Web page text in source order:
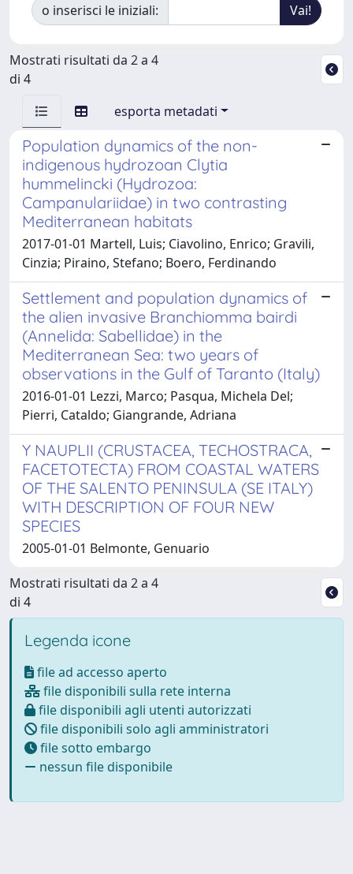
o inserisci le iniziali:
Mostrati risultati da 2 a 4
di 4
esporta metadati
Population dynamics of the non-
indigenous hydrozoan Clytia
hummelincki (Hydrozoa:
Campanulariidae) in two contrasting
Mediterranean habitats
2017-01-01 Martell, Luis; Ciavolino, Enrico; Gravili,
Cinzia; Piraino, Stefano; Boero, Ferdinando
Settlement and population dynamics of
the alien invasive Branchiomma bairdi
(Annelida: Sabellidae) in the
Mediterranean Sea: two years of
observations in the Gulf of Taranto (Italy)
2016-01-01 Lezzi, Marco; Pasqua, Michela Del;
Pierri, Cataldo; Giangrande, Adriana
Y NAUPLII (CRUSTACEA, TECHOSTRACA,
FACETOTECTA) FROM COASTAL WATERS
OF THE SALENTO PENINSULA (SE ITALY)
WITH DESCRIPTION OF FOUR NEW
SPECIES
2005-01-01 Belmonte, Genuario
Mostrati risultati da 2 a 4
di 4
Legenda icone
file ad accesso aperto
file disponibili sulla rete interna
file disponibili agli utenti autorizzati
file disponibili solo agli amministratori
file sotto embargo
nessun file disponibile